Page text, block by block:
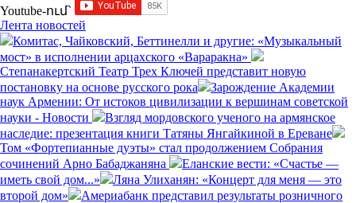
Youtube-ում`
Лента новостей
Комитас, Чайковский, Беттинелли и другие: «Музыкальный
мост» в исполнении арцахского «Вараракна»
Степанакертский Театр Трех Ключей представит новую
постановку на основе русского рока
Зарождение Академии
наук Армении: От истоков цивилизации к вершинам советской
науки - Новости
Взгляд мордовского ученого на армянское
наследие: презентация книги Татяны Янгайкиной в Ереване
Том «Фортепианные дуэты» стал продолжением Собрания
сочинений Арно Бабаджаняна
Еланские вести: «Счастье —
иметь свой дом...»
Ляна Улиханян: «Концерт для меня — это
второй дом»
Америабанк представил результаты розничного